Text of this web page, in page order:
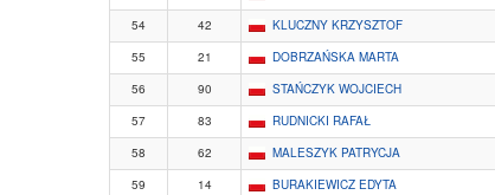
54
42 KLUCZNY KRZYSZTOF
55
21 DOBRZAŃSKA MARTA
56
90 STAŃCZYK WOJCIECH
57
83 RUDNICKI RAFAŁ
58
62 MALESZYK PATRYCJA
59
14 BURAKIEWICZ EDYTA